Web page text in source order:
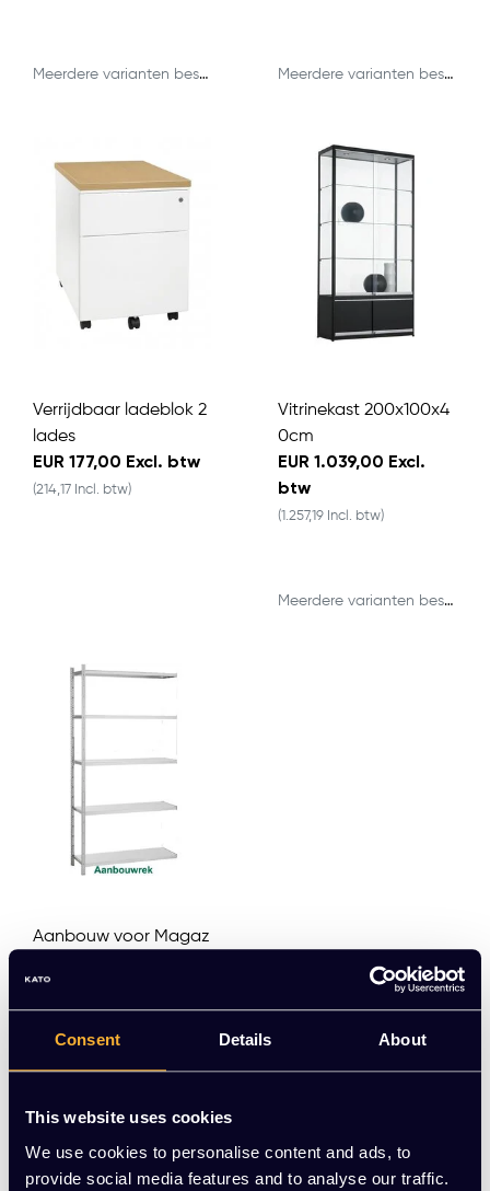
Consent Details About
This website uses cookies
We use cookies to personalise content and ads, to
provide social media features and to analyse our traffic.
Meerdere varianten beschikbaar Meerdere varianten beschikbaar
Verrijdbaar ladeblok 2
lades
EUR 177,00 Excl. btw
(214,17 Incl. btw)
Vitrinekast 200x100x4
0cm
EUR 1.039,00 Excl.
btw
(1.257,19 Incl. btw)
Meerdere varianten beschikbaar
Aanbouw voor Magaz
1 4 5 6 7 ... 8